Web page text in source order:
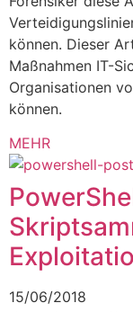
können. Dieser
Maßnahmen IT-
Organisationen
können.
MEHR
15/06/2018